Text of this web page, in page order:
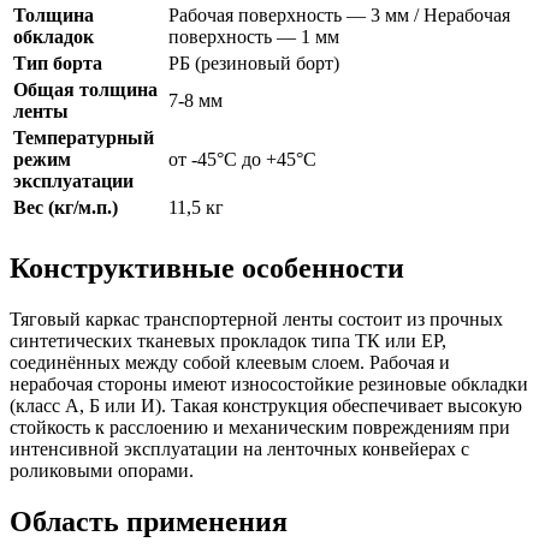
Толщина
обкладок
Рабочая поверхность — 3 мм / Нерабочая
поверхность — 1 мм
Тип борта
РБ (резиновый борт)
Общая толщина
ленты
7-8 мм
Температурный
режим
эксплуатации
от -45°C до +45°C
Вес (кг/м.п.) 11,5 кг
Конструктивные особенности
Тяговый каркас транспортерной ленты состоит из прочных
синтетических тканевых прокладок типа ТК или ЕР,
соединённых между собой клеевым слоем. Рабочая и
нерабочая стороны имеют износостойкие резиновые обкладки
(класс А, Б или И). Такая конструкция обеспечивает высокую
стойкость к расслоению и механическим повреждениям при
интенсивной эксплуатации на ленточных конвейерах с
роликовыми опорами.
Область применения